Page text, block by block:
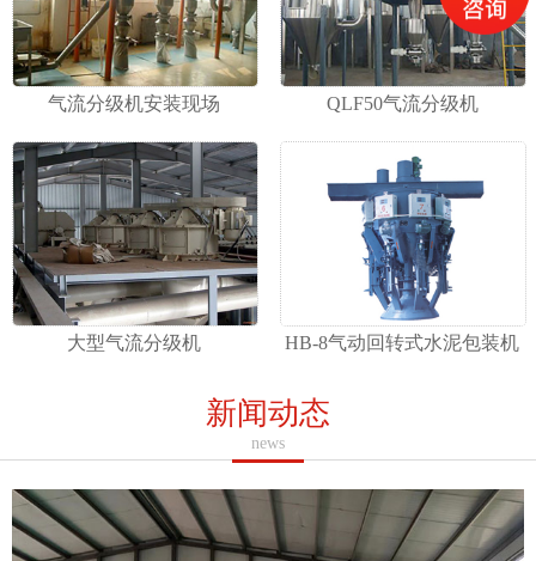
气流分级机安装现场 QLF50气流分级机
大型气流分级机 HB-8气动回转式水泥包装机
新闻动态
news